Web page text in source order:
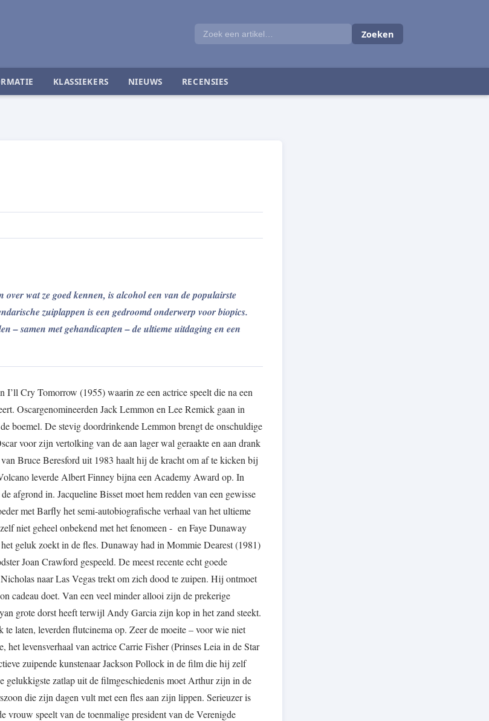
Zoeken
KLASSIEKERS NIEUWS RECENSIES
wat ze goed kennen, is alcohol een van de populairste
zuiplappen is een gedroomd onderwerp voor biopics.
– samen met gehandicapten – de ultieme uitdaging en een
Cry Tomorrow (1955) waarin ze een actrice speelt die na een
Oscargenomineerden Jack Lemmon en Lee Remick gaan in
boemel. De stevig doordrinkende Lemmon brengt de onschuldige
voor zijn vertolking van de aan lager wal geraakte en aan drank
Bruce Beresford uit 1983 haalt hij de kracht om af te kicken bij
leverde Albert Finney bijna een Academy Award op. In
afgrond in. Jacqueline Bisset moet hem redden van een gewisse
met Barfly het semi-autobiografische verhaal van het ultieme
niet geheel onbekend met het fenomeen - en Faye Dunaway
geluk zoekt in de fles. Dunaway had in Mommie Dearest (1981)
Joan Crawford gespeeld. De meest recente echt goede
naar Las Vegas trekt om zich dood te zuipen. Hij ontmoet
cadeau doet. Van een veel minder allooi zijn de prekerige
grote dorst heeft terwijl Andy Garcia zijn kop in het zand steekt.
laten, leverden flutcinema op. Zeer de moeite – voor wie niet
levensverhaal van actrice Carrie Fisher (Prinses Leia in de Star
zuipende kunstenaar Jackson Pollock in de film die hij zelf
gelukkigste zatlap uit de filmgeschiedenis moet Arthur zijn in de
die zijn dagen vult met een fles aan zijn lippen. Serieuzer is
speelt van de toenmalige president van de Verenigde